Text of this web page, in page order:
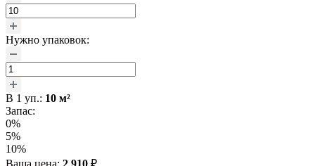
Нужно упаковок:
В 1 уп.: 10 м²
Запас:
0%
5%
10%